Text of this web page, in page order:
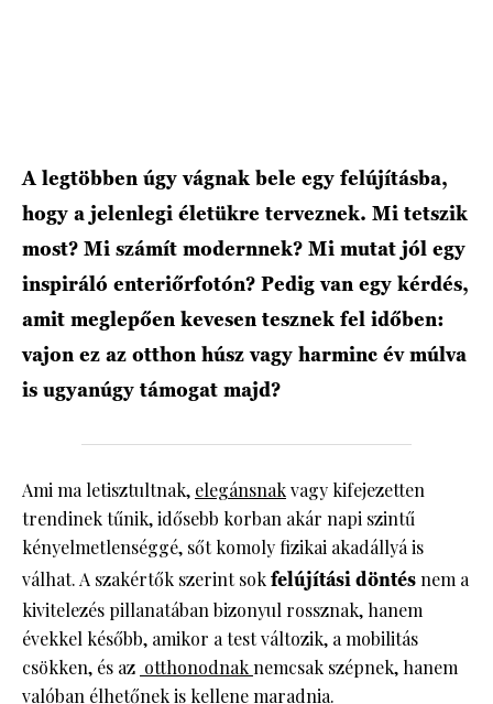
A legtöbben úgy vágnak bele egy felújításba,
hogy a jelenlegi életükre terveznek. Mi tetszik
most? Mi számít modernnek? Mi mutat jól egy
inspiráló enteriőrfotón? Pedig van egy kérdés,
amit meglepően kevesen tesznek fel időben:
vajon ez az otthon húsz vagy harminc év múlva
is ugyanúgy támogat majd?
Ami ma letisztultnak, elegánsnakvagy kifejezetten
trendinek tűnik, idősebb korban akár napi szintű
kényelmetlenséggé, sőt komoly fizikai akadállyá is
válhat. A szakértők szerint sokfelújítási döntésnem a
kivitelezés pillanatában bizonyul rossznak, hanem
évekkel később, amikor a test változik, a mobilitás
csökken, és az otthonodnaknemcsak szépnek, hanem
valóban élhetőnek is kellene maradnia.